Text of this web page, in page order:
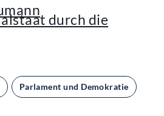
durch die
Parlament und Demokratie